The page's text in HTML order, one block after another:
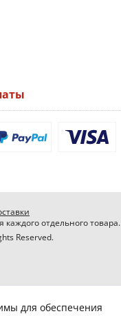
отдельного товара.
Reserved.
для обеспечения